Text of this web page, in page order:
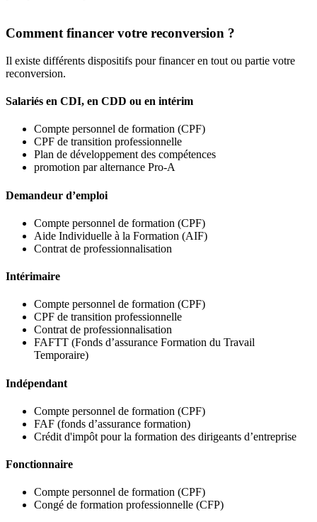
Comment financer votre reconversion ?
Il existe différents dispositifs pour financer en tout ou partie votre
reconversion.
Salariés en CDI, en CDD ou en intérim
Compte personnel de formation (CPF)
CPF de transition professionnelle
Plan de développement des compétences
promotion par alternance Pro-A
Demandeur d’emploi
Compte personnel de formation (CPF)
Aide Individuelle à la Formation (AIF)
Contrat de professionnalisation
Intérimaire
Compte personnel de formation (CPF)
CPF de transition professionnelle
Contrat de professionnalisation
FAFTT (Fonds d’assurance Formation du Travail
Temporaire)
Indépendant
Compte personnel de formation (CPF)
FAF (fonds d’assurance formation)
Crédit d'impôt pour la formation des dirigeants d’entreprise
Fonctionnaire
Compte personnel de formation (CPF)
Congé de formation professionnelle (CFP)